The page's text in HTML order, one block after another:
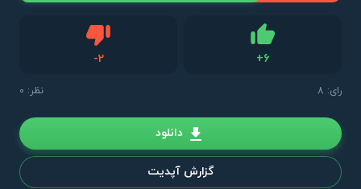
+6
-2دیس لایک
رای: 8 نظر: 0
دانلود
گزارش آپدیت